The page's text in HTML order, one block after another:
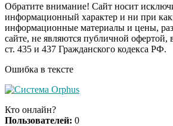
i
Ролик длится пару
секунд, но вы будете в
шоке от увиденного
Ролик из Омска: вы
Обратите внимание! Сайт носит
информационный характер и ни при
информационные материалы и цены,
сайте, не являются публичной офертой,
ст. 435 и 437 Гражданского кодекса РФ.
Ошибка в тексте
Кто онлайн?
Пользователей: 0